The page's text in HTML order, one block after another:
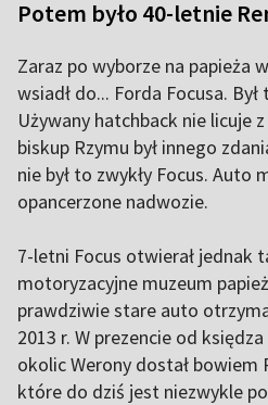
Potem było 40-letnie
Zaraz po wyborze na papieża
wsiadł do... Forda Focusa.
Używany hatchback nie licuje
biskup Rzymu był innego
nie był to zwykły Focus. Auto
opancerzone nadwozie.
7-letni Focus otwierał jednak
motoryzacyjne muzeum
prawdziwie stare auto
2013 r. W prezencie od
okolic Werony dostał bowiem
które do dziś jest niezwykle